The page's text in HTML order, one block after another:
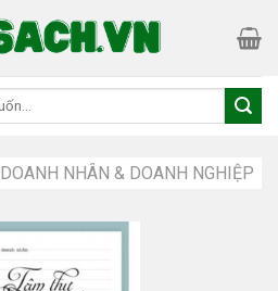
DOANH NHÂN & DOANH NGHIỆP